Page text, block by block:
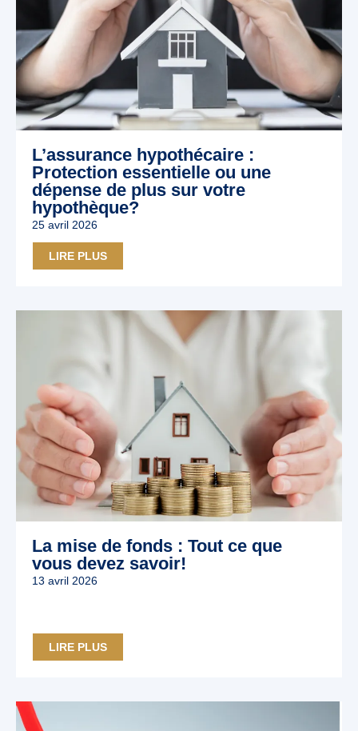
L’assurance hypothécaire :
Protection essentielle ou une
dépense de plus sur votre
hypothèque?
25 avril 2026
LIRE PLUS
La mise de fonds : Tout ce que
vous devez savoir!
13 avril 2026
LIRE PLUS